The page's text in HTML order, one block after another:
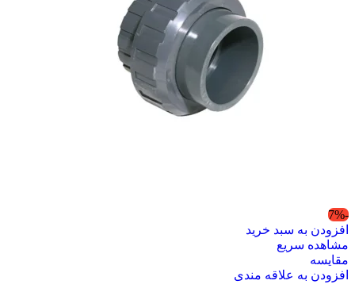
-7%
افزودن به سبد خرید
مشاهده سریع
مقایسه
افزودن به علاقه مندی